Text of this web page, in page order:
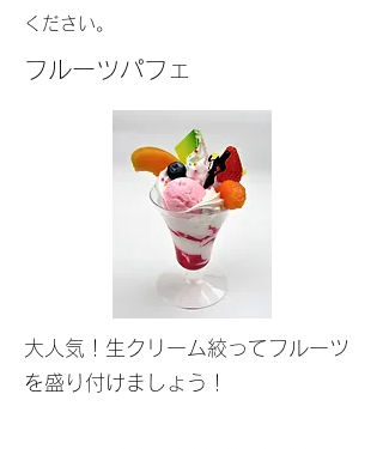
ください。
​​フルーツパフェ
​大人気！生クリーム絞ってフルーツ
を盛り付けましょう！